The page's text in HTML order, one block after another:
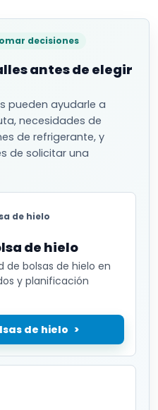
decisiones
antes de elegir
pueden ayudarle a
necesidades de
de refrigerante, y
de solicitar una
de hielo
de hielo
de bolsas de hielo en
y planificación
de hielo